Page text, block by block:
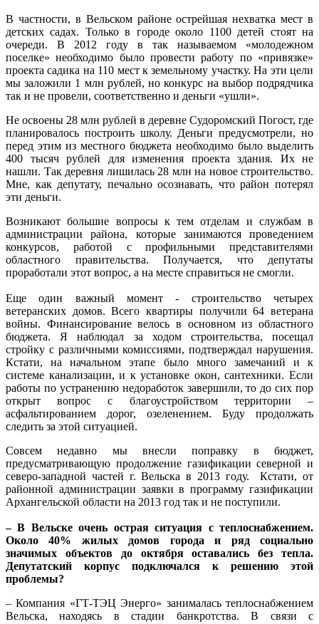
В частности, в Вельском районе острейшая нехватка мест в
детских садах. Только в городе около 1100 детей стоят на
очереди. В 2012 году в так называемом «молодежном
поселке» необходимо было провести работу по «привязке»
проекта садика на 110 мест к земельному участку. На эти цели
мы заложили 1 млн рублей, но конкурс на выбор подрядчика
так и не провели, соответственно и деньги «ушли».
Не освоены 28 млн рублей в деревне Судоромский Погост, где
планировалось построить школу. Деньги предусмотрели, но
перед этим из местного бюджета необходимо было выделить
400 тысяч рублей для изменения проекта здания. Их не
нашли. Так деревня лишилась 28 млн на новое строительство.
Мне, как депутату, печально осознавать, что район потерял
эти деньги.
Возникают большие вопросы к тем отделам и службам в
администрации района, которые занимаются проведением
конкурсов, работой с профильными представителями
областного правительства. Получается, что депутаты
проработали этот вопрос, а на месте справиться не смогли.
Еще один важный момент - строительство четырех
ветеранских домов. Всего квартиры получили 64 ветерана
войны. Финансирование велось в основном из областного
бюджета. Я наблюдал за ходом строительства, посещал
стройку с различными комиссиями, подтверждал нарушения.
Кстати, на начальном этапе было много замечаний и к
системе канализации, и к установке окон, сантехники. Если
работы по устранению недоработок завершили, то до сих пор
открыт вопрос с благоустройством территории –
асфальтированием дорог, озеленением. Буду продолжать
следить за этой ситуацией.
Совсем недавно мы внесли поправку в бюджет,
предусматривающую продолжение газификации северной и
северо-западной частей г. Вельска в 2013 году. Кстати, от
районной администрации заявки в программу газификации
Архангельской области на 2013 год так и не поступили.
– В Вельске очень острая ситуация с теплоснабжением.
Около 40% жилых домов города и ряд социально
значимых объектов до октября оставались без тепла.
Депутатский корпус подключался к решению этой
проблемы?
– Компания «ГТ-ТЭЦ Энерго» занималась теплоснабжением
Вельска, находясь в стадии банкротства. В связи с